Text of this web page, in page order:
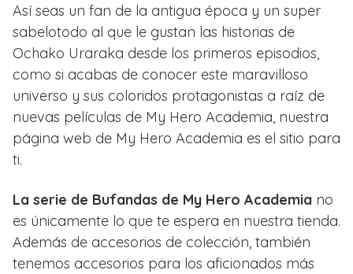
Así seas un fan de la antigua época y un super
sabelotodo al que le gustan las historias de
Ochako Uraraka desde los primeros episodios,
como si acabas de conocer este maravilloso
universo y sus coloridos protagonistas a raíz de
nuevas películas de My Hero Academia, nuestra
página web de My Hero Academia es el sitio para
ti.
La serie de Bufandas de My Hero Academia no
es únicamente lo que te espera en nuestra tienda.
Además de accesorios de colección, también
tenemos accesorios para los aficionados más